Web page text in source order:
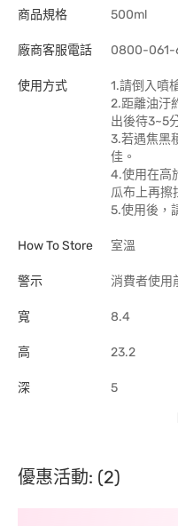
商品規格 500ml
廠商客服電話 0800-061-
使用方式
1.請倒入噴
2.距離油汙
出後待3~5
3.若遇焦黑
佳。
4.使用在高
瓜布上再擦
5.使用後，
How To Store 室溫
警示 消費者使用
寬 8.4
高 23.2
深 5
優惠活動: (2)